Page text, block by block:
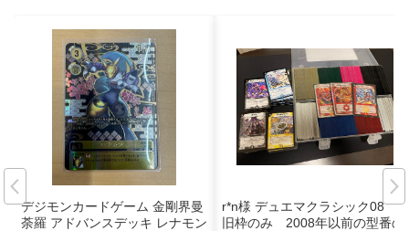
デジモンカードゲーム 金剛界曼
荼羅 アドバンスデッキ レナモン
r*n様 デュエマクラシック08
旧枠のみ 2008年以前の型番の